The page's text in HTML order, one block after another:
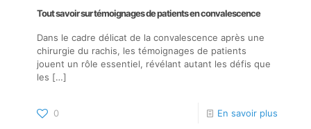
Tout savoir sur témoignages de patients en convalescence
Dans le cadre délicat de la convalescence après une
chirurgie du rachis, les témoignages de patients
jouent un rôle essentiel, révélant autant les défis que
les […]
0 En savoir plus